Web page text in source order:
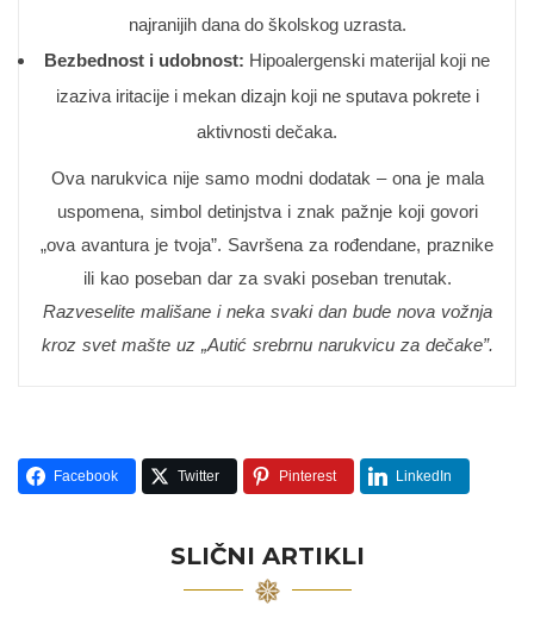
najranijih dana do školskog uzrasta.
Bezbednost i udobnost: Hipoalergenski materijal koji ne
izaziva iritacije i mekan dizajn koji ne sputava pokrete i
aktivnosti dečaka.
Ova narukvica nije samo modni dodatak – ona je mala
uspomena, simbol detinjstva i znak pažnje koji govori
„ova avantura je tvoja”. Savršena za rođendane, praznike
ili kao poseban dar za svaki poseban trenutak.
Razveselite mališane i neka svaki dan bude nova vožnja
kroz svet mašte uz „Autić srebrnu narukvicu za dečake”.
Facebook Twitter Pinterest LinkedIn
SLIČNI ARTIKLI